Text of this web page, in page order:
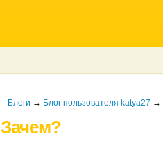
Блоги → Блог пользователя katya27 →
Зачем?